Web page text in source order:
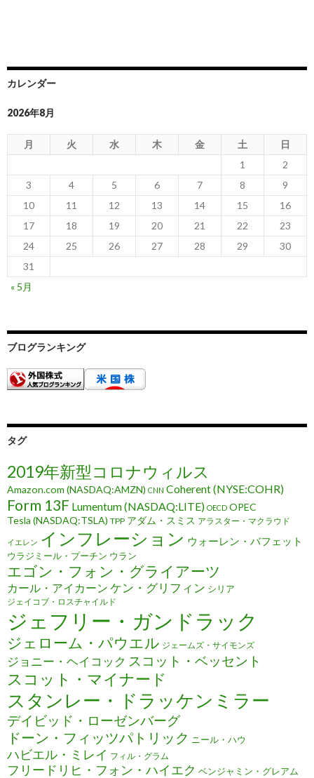
カレンダー
2026年8月
月 火 水 木 金 土
日
1
2
3
4 5 6 7 8
9
10
11 12 13 14 15
16
17
18 19 20 21 22
23
24
25 26 27 28 29
30
31
« 5月
ブログランキング
タグ
2019年新型コロナウィルス
Amazon.com (NASDAQ:AMZN) CNN Coherent (NYSE:COHR)
Form 13F Lumentum (NASDAQ:LITE) OECD OPEC
Tesla (NASDAQ:TSLA) TPP アダム・スミス アラスター・マクラウド
イエレン インフレーション ウォーレン・バフェット
ウラジミール・プーチン ウラン
エゴン・フォン・グライアーツ
カール・アイカーン ケン・グリフィン シリア
ジェイコブ・ロスチャイルド
ジェフリー・ガンドラック
ジェローム・パウエル ジェームズ・サイモンズ
ジョニー・ヘイコック スコット・ベッセント
スコット・マイナード
スタンレー・ドラッケンミラー
デイビッド・ローゼンバーグ
ドーン・フィッツパトリック ニール・ハウ
ハビエル・ミレイ フィル・グラム
フリードリヒ・フォン・ハイエク ベンジャミン・グレアム